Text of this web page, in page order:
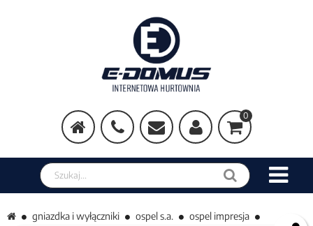
0
Szukaj w sklepie
gniazdka i wyłączniki ospel s.a. ospel impresja